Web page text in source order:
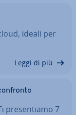
ideali per
Leggi di più
pre­sen­tia­mo 7